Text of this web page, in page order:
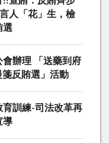
人「花」生，檢
選
辦理 「送藥到府
反賄選」活動
訓練-司法改革再
導